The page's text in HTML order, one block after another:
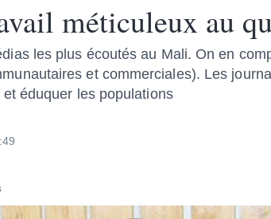
méticuleux au
les plus écoutés au Mali. On en
et commerciales). Les
éduquer les populations